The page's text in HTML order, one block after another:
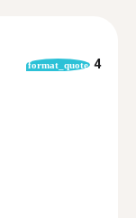
format_quote 4